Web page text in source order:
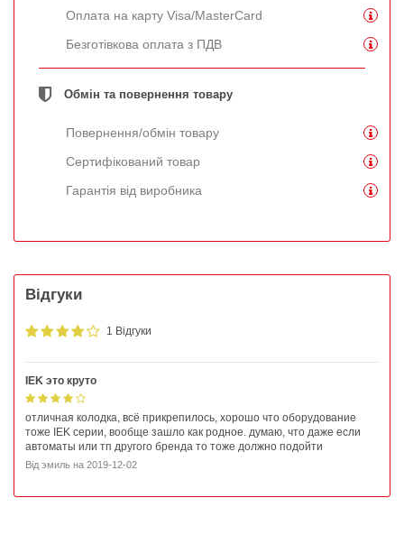
Оплата на карту Visa/MasterCard
Безготівкова оплата з ПДВ
Обмін та повернення товару
Повернення/обмін товару
Сертифікований товар
Гарантія від виробника
Відгуки
1 Відгуки
IEK это круто
отличная колодка, всё прикрепилось, хорошо что оборудование
тоже IEK серии, вообще зашло как родное. думаю, что даже если
автоматы или тп другого бренда то тоже должно подойти
Від эмиль на 2019-12-02